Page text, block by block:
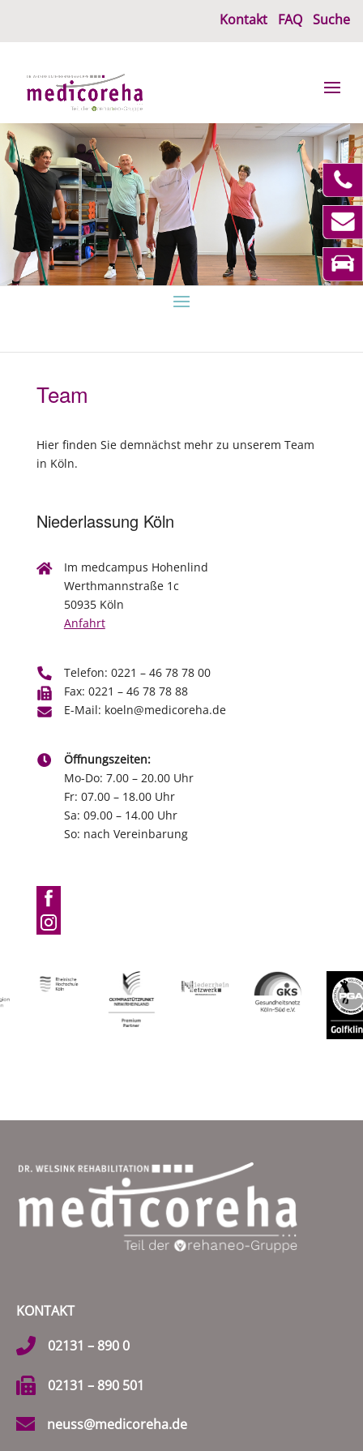
Kontakt FAQ Suche
Team
Hier finden Sie demnächst mehr zu unserem Team
in Köln.
Niederlassung Köln
Im medcampus Hohenlind
Werthmannstraße 1c
50935 Köln
Anfahrt
Telefon: 0221 – 46 78 78 00
Fax: 0221 – 46 78 78 88
E-Mail: koeln@medicoreha.de
Öffnungszeiten:
Mo-Do: 7.00 – 20.00 Uhr
Fr: 07.00 – 18.00 Uhr
Sa: 09.00 – 14.00 Uhr
So: nach Vereinbarung
KONTAKT
02131 – 890 0
02131 – 890 501
neuss@medicoreha.de